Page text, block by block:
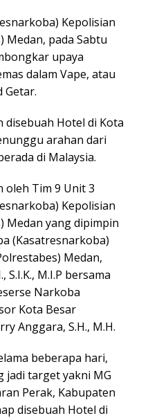
Kepolisian
Medan, pada Sabtu
upaya
dalam Vape, atau
Getar.
disebuah Hotel di Kota
arahan dari
di Malaysia.
oleh Tim 9 Unit 3
Kepolisian
Medan yang dipimpin
(Kasatresnarkoba)
Medan,
S.I.K., M.I.P bersama
Narkoba
Kota Besar
Anggara, S.H., M.H.
beberapa hari,
jadi target yakni MG
Perak, Kabupaten
disebuah Hotel di